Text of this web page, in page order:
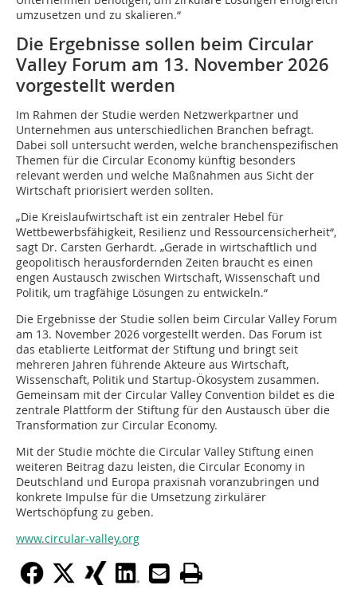
umzusetzen und zu skalieren.“
Die Ergebnisse sollen beim Circular
Valley Forum am 13. November 2026
vorgestellt werden
Im Rahmen der Studie werden Netzwerkpartner und
Unternehmen aus unterschiedlichen Branchen befragt.
Dabei soll untersucht werden, welche branchenspezifischen
Themen für die Circular Economy künftig besonders
relevant werden und welche Maßnahmen aus Sicht der
Wirtschaft priorisiert werden sollten.
„Die Kreislaufwirtschaft ist ein zentraler Hebel für
Wettbewerbsfähigkeit, Resilienz und Ressourcensicherheit“,
sagt Dr. Carsten Gerhardt. „Gerade in wirtschaftlich und
geopolitisch herausfordernden Zeiten braucht es einen
engen Austausch zwischen Wirtschaft, Wissenschaft und
Politik, um tragfähige Lösungen zu entwickeln.“
Die Ergebnisse der Studie sollen beim Circular Valley Forum
am 13. November 2026 vorgestellt werden. Das Forum ist
das etablierte Leitformat der Stiftung und bringt seit
mehreren Jahren führende Akteure aus Wirtschaft,
Wissenschaft, Politik und Startup-Ökosystem zusammen.
Gemeinsam mit der Circular Valley Convention bildet es die
zentrale Plattform der Stiftung für den Austausch über die
Transformation zur Circular Economy.
Mit der Studie möchte die Circular Valley Stiftung einen
weiteren Beitrag dazu leisten, die Circular Economy in
Deutschland und Europa praxisnah voranzubringen und
konkrete Impulse für die Umsetzung zirkulärer
Wertschöpfung zu geben.
www.circular-valley.org